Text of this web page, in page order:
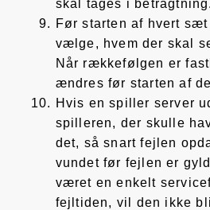
skal tages i betragtning.
Før starten af hvert
vælge, hvem der skal
Når rækkefølgen er
ændres før starten af
Hvis en spiller server
spilleren, der skulle
det, så snart fejlen
vundet før fejlen er
været en enkelt
fejltiden, vil den ikke